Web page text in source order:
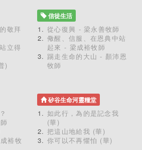
敬拜
立得
)
信徒生活
從心復興 - 梁永善牧師
儆醒、信服、在恩典中站
起來 - 梁成裕牧師
踢走生命的大山 - 顏沛恩
牧師
裕牧
矽谷生命河靈糧堂
如此行，為的是記念我
(華)
把這山地給我 (華)
你可以不再懼怕 (華)